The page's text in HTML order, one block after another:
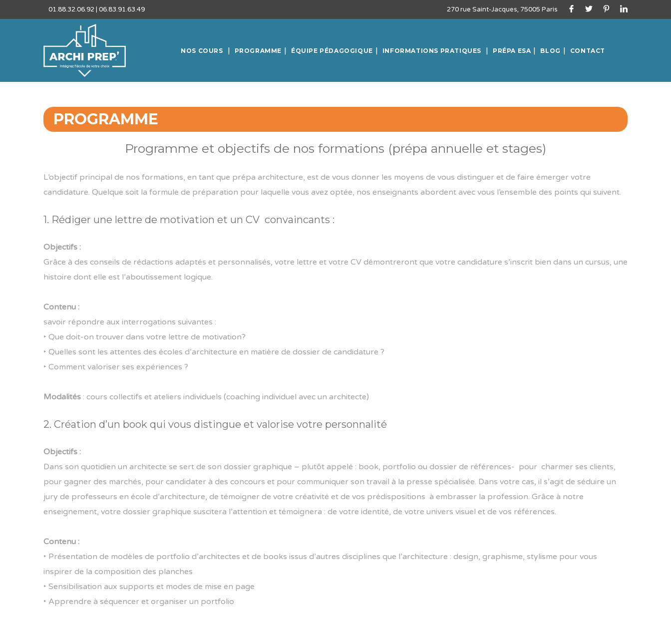
01.88.32.06.92 | 06.83.91.63.49 270 rue Saint-Jacques, 75005 Paris
NOS COURS PROGRAMME ÉQUIPE PÉDAGOGIQUE INFORMATIONS PRATIQUES PRÉPA ESA BLOG CONTACT
PROGRAMME
Programme et objectifs de nos formations (prépa annuelle et stages)
L’objectif principal de nos formations, en tant que prépa architecture, est de vous donner les moyens de vous distinguer et de faire émerger votre
candidature. Quelque soit la formule de préparation pour laquelle vous avez optée, nos enseignants abordent avec vous l’ensemble des points qui suivent.
1. Rédiger une lettre de motivation et un CV convaincants :
Objectifs :
Grâce à des conseils de rédactions adaptés et personnalisés, votre lettre et votre CV démontreront que votre candidature s’inscrit bien dans un cursus, une
histoire dont elle est l’aboutissement logique.
Contenu :
savoir répondre aux interrogations suivantes :
‣ Que doit-on trouver dans votre lettre de motivation?
‣ Quelles sont les attentes des écoles d’architecture en matière de dossier de candidature ?
‣ Comment valoriser ses expériences ?
Modalités : cours collectifs et ateliers individuels (coaching individuel avec un architecte)
2. Création d’un book qui vous distingue et valorise votre personnalité
Objectifs :
Dans son quotidien un architecte se sert de son dossier graphique – plutôt appelé : book, portfolio ou dossier de références- pour charmer ses clients,
pour gagner des marchés, pour candidater à des concours et pour communiquer son travail à la presse spécialisée. Dans votre cas, il s’agit de séduire un
jury de professeurs en école d’architecture, de témoigner de votre créativité et de vos prédispositions à embrasser la profession. Grâce à notre
enseignement, votre dossier graphique suscitera l’attention et témoignera : de votre identité, de votre univers visuel et de vos références.
Contenu :
‣ Présentation de modèles de portfolio d’architectes et de books issus d’autres disciplines que l’architecture : design, graphisme, stylisme pour vous
inspirer de la composition des planches
‣ Sensibilisation aux supports et modes de mise en page
‣ Apprendre à séquencer et organiser un portfolio